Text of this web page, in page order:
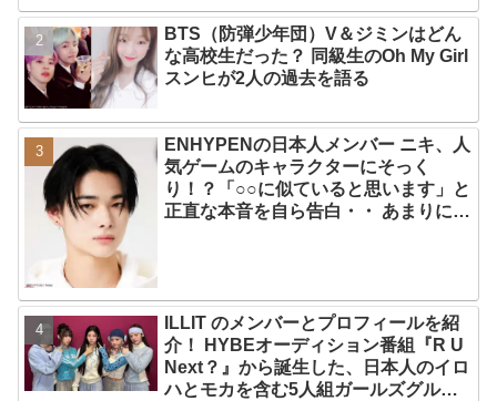
BTS（防弾少年団）V＆ジミンはどん
な高校生だった？ 同級生のOh My Girl
スンヒが2人の過去を語る
ENHYPENの日本人メンバー ニキ、人
気ゲームのキャラクターにそっく
り！？「○○に似ていると思います」と
正直な本音を自ら告白・・ あまりにも
ILLIT のメンバーとプロフィールを紹
介！ HYBEオーディション番組『R U
Next？』から誕生した、日本人のイロ
ハとモカを含む5人組ガールズグルー